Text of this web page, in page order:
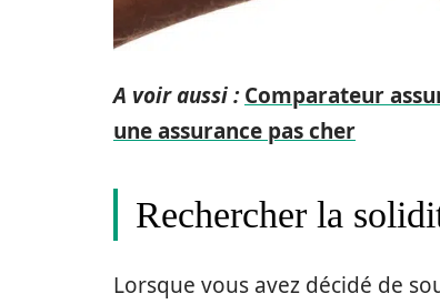
A voir aussi : Comparateur
une assurance pas cher
Rechercher la
Lorsque vous avez décidé de